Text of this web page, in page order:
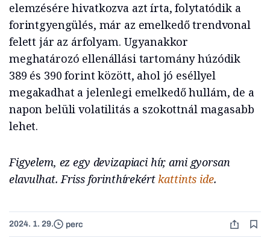
elemzésére hivatkozva azt írta, folytatódik a
forintgyengülés, már az emelkedő trendvonal
felett jár az árfolyam. Ugyanakkor
meghatározó ellenállási tartomány húzódik
389 és 390 forint között, ahol jó eséllyel
megakadhat a jelenlegi emelkedő hullám, de a
napon belüli volatilitás a szokottnál magasabb
lehet.
Figyelem, ez egy devizapiaci hír, ami gyorsan
elavulhat. Friss forinthírekértkattints ide.
2024. 1. 29. perc